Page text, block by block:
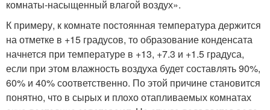
комнаты-насыщенный влагой воздух».
К примеру, к комнате постоянная температура держится
на отметке в +15 градусов, то образование конденсата
начнется при температуре в +13, +7.3 и +1.5 градуса,
если при этом влажность воздуха будет составлять 90%,
60% и 40% соответственно. По этой причине становится
понятно, что в сырых и плохо отапливаемых комнатах